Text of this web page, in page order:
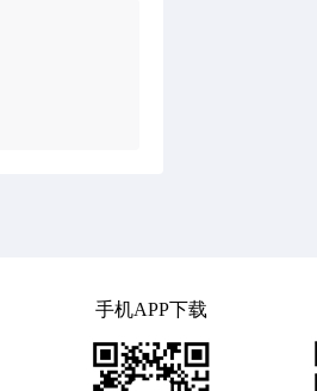
手机APP下载